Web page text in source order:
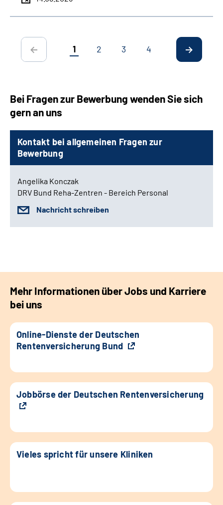
1 2 3 4
Bei Fragen zur Bewerbung wenden Sie sich
gern an uns
Kontakt bei allgemeinen Fragen zur
Bewerbung
Angelika Konczak
DRV Bund Reha-Zentren - Bereich Personal
Nachricht schreiben
Mehr Informationen über Jobs und Karriere
bei uns
Online-Dienste der Deutschen
Rentenversicherung Bund
Jobbörse der Deutschen Rentenversicherung
Vieles spricht für unsere Kliniken